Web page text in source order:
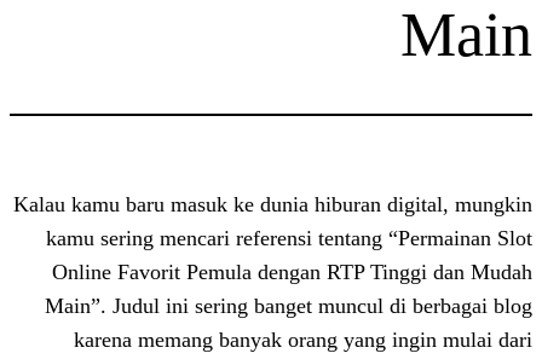
Kalau kamu baru masuk ke dunia
kamu sering mencari referensi
Online Favorit Pemula dengan RTP
Main”. Judul ini sering banget
karena memang banyak orang